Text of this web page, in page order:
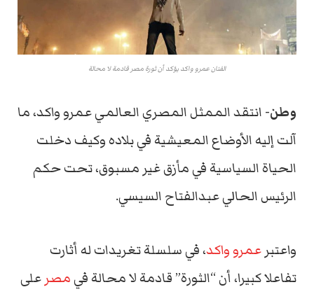
الفنان عمرو واكد يؤكد أن ثورة مصر قادمة لا محالة
وطن- انتقد الممثل المصري العالمي عمرو واكد، ما
آلت إليه الأوضاع المعيشية في بلاده وكيف دخلت
الحياة السياسية في مأزق غير مسبوق، تحت حكم
الرئيس الحالي عبدالفتاح السيسي.
واعتبر عمرو واكد، في سلسلة تغريدات له أثارت
تفاعلا كبيرا، أن “الثورة” قادمة لا محالة فيمصر على